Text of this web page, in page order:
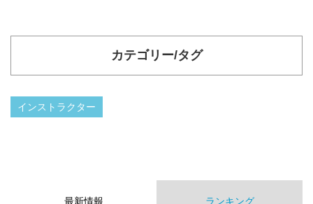
カテゴリー/タグ
インストラクター
最新情報 ランキング